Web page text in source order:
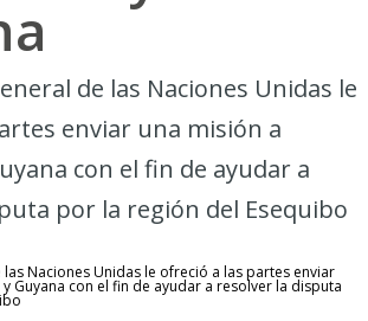
de las Naciones Unidas le
enviar una misión a
con el fin de ayudar a
por la región del Esequibo
Naciones Unidas le ofreció a las partes enviar
Guyana con el fin de ayudar a resolver la disputa